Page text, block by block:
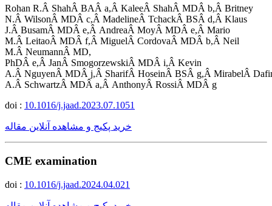
Rohan R.Â ShahÂ BAÂ a,Â KaleeÂ ShahÂ MDÂ b,Â Britney
N.Â WilsonÂ MDÂ c,Â MadelineÂ TchackÂ BSÂ d,Â Klaus
J.Â BusamÂ MDÂ e,Â AndreaÂ MoyÂ MDÂ e,Â Mario
M.Â LeitaoÂ MDÂ f,Â MiguelÂ CordovaÂ MDÂ b,Â Neil
M.Â NeumannÂ MD,
PhDÂ e,Â JanÂ SmogorzewskiÂ MDÂ i,Â Kevin
A.Â NguyenÂ MDÂ j,Â SharifÂ HoseinÂ BSÂ g,Â MirabelÂ
A.Â SchwartzÂ MDÂ a,Â AnthonyÂ RossiÂ MDÂ g
doi : 10.1016/j.jaad.2023.07.1051
خرید پکیج و مشاهده آنلاین مقاله
CME examination
doi : 10.1016/j.jaad.2024.04.021